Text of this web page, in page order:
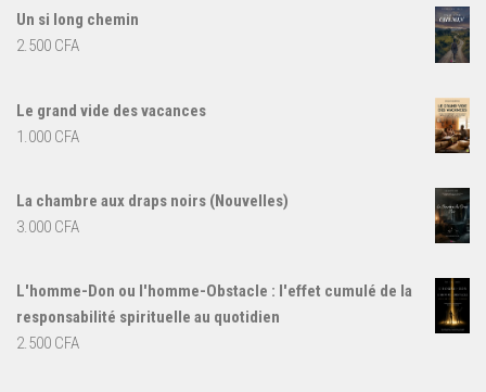
Un si long chemin
2.500 CFA
Le grand vide des vacances
1.000 CFA
La chambre aux draps noirs (Nouvelles)
3.000 CFA
L'homme-Don ou l'homme-Obstacle : l'effet cumulé de la
responsabilité spirituelle au quotidien
2.500 CFA